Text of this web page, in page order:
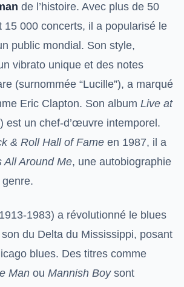
de l’histoire. Avec plus de 50
15 000 concerts, il a popularisé le
public mondial. Son style,
vibrato unique et des notes
(surnommée “Lucille”), a marqué
Eric Clapton. Son album Live at
est un chef-d’œuvre intemporel.
& Roll Hall of Fame en 1987, il a
All Around Me, une autobiographie
1983) a révolutionné le blues
du Delta du Mississippi, posant
blues. Des titres comme
Man ou Mannish Boysont